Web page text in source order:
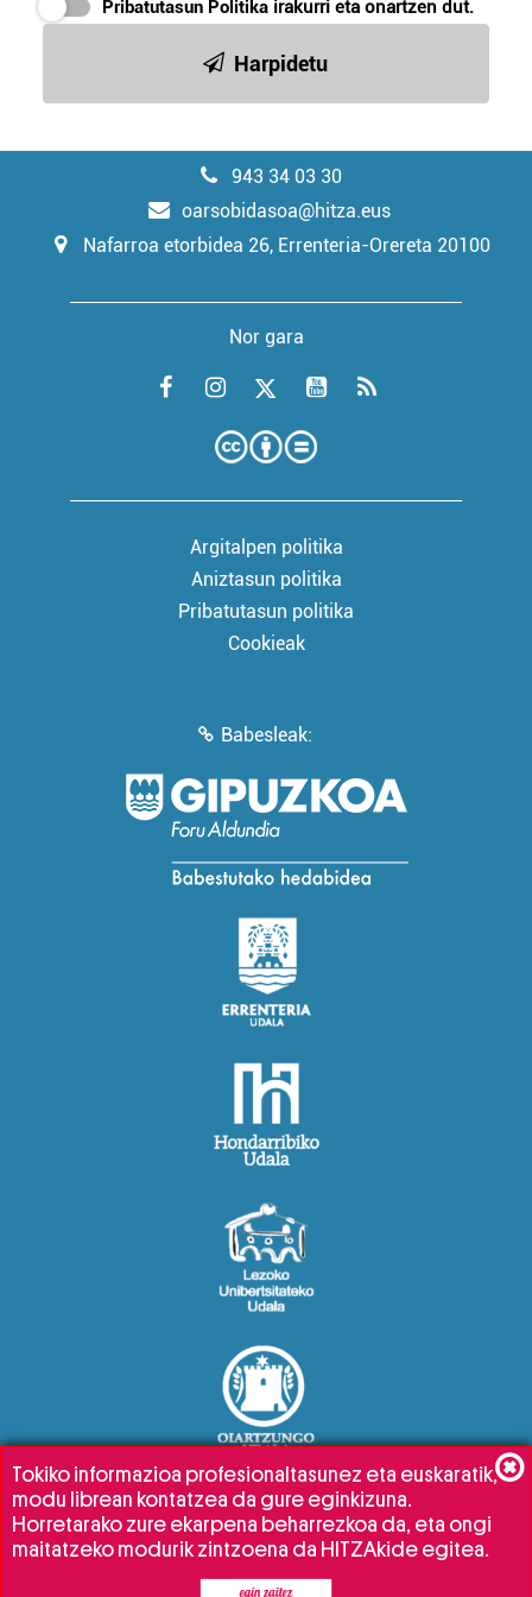
Pribatutasun Politika irakurri eta onartzen dut.
Harpidetu
943 34 03 30
oarsobidasoa@hitza.eus
Nafarroa etorbidea 26, Errenteria-Orereta 20100
Nor gara
Argitalpen politika
Aniztasun politika
Pribatutasun politika
Cookieak
Babesleak:
Tokiko informazioa profesionaltasunez eta euskaratik,
modu librean kontatzea da gure eginkizuna.
Horretarako zure ekarpena beharrezkoa da, eta ongi
maitatzeko modurik zintzoena da HITZAkide egitea.